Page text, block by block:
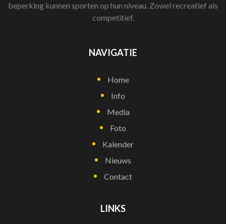
beperking kunnen sporten op hun niveau. Zowel recreatief als
competitief.
NAVIGATIE
Home
Info
Media
Foto
Kalender
Nieuws
Contact
LINKS